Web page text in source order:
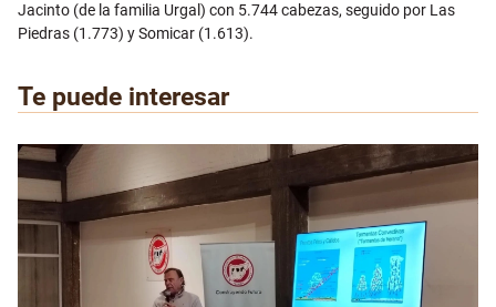
Jacinto (de la familia Urgal) con 5.744 cabezas, seguido por Las
Piedras (1.773) y Somicar (1.613).
Te puede interesar